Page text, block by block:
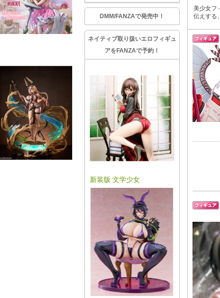
DMM/FANZAで発売中！
ネイティブ取り扱いエロフィギュ
アをFANZAで予約！
新装版 文学少女
美少女フ
伝えする